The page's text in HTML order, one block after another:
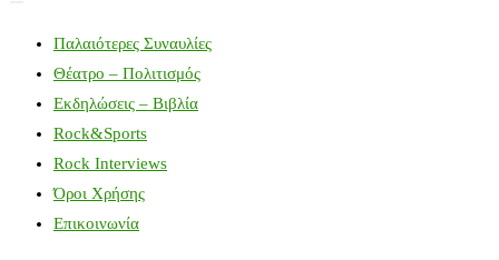
Παλαιότερες Συναυλίες
Θέατρο – Πολιτισμός
Εκδηλώσεις – Βιβλία
Rock&Sports
Rock Interviews
Όροι Χρήσης
Επικοινωνία